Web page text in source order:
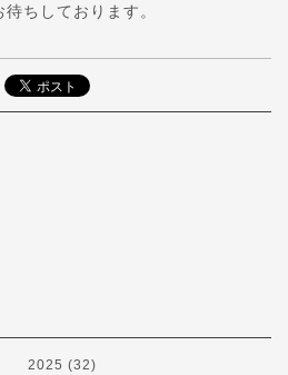
ちしております。
2025 (32)